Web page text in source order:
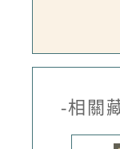
-相關